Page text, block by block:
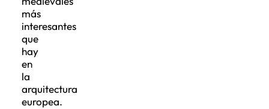
más
interesantes
que
hay
en
la
arquitectura
europea.